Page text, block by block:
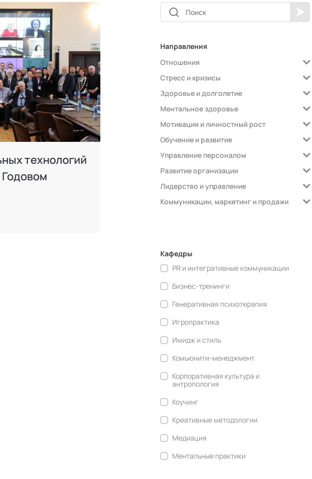
Направления
Отношения
Стресс и кризисы
Здоровье и долголетие
Ментальное здоровье
Мотивация и личностный рост
Обучение и развитие
Управление персоналом
Развитие организации
Лидерство и управление
Коммуникации, маркетинг и продажи
Кафедры
PR и интегративные коммуникации
Бизнес-тренинги
Генеративная психотерапия
Игропрактика
Имидж и стиль
Комьюнити-менеджмент
Корпоративная культура и
антропология
Коучинг
Креативные методологии
Медиация
Ментальные практики
технологий